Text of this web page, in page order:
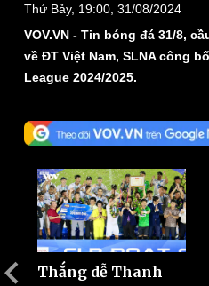
Pháp luật
Vụ án
Tin nóng
Tư vấn luật
Thứ Bảy, 19:00, 31/08/2024
VOV.VN - Tin bóng đá 31/8,
về ĐT Việt Nam, SLNA công
League 2024/2025.
Thắng dễ Thanh